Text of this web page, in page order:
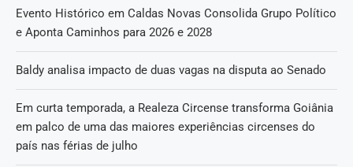
Evento Histórico em Caldas Novas Consolida Grupo Político
e Aponta Caminhos para 2026 e 2028
Baldy analisa impacto de duas vagas na disputa ao Senado
Em curta temporada, a Realeza Circense transforma Goiânia
em palco de uma das maiores experiências circenses do
país nas férias de julho